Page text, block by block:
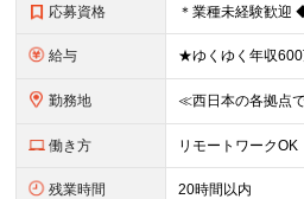
応募資格
給与
勤務地
働き方 リモートワークOK
残業時間 20時間以内